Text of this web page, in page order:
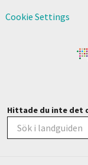
Cookie Settings
Hittade du inte det